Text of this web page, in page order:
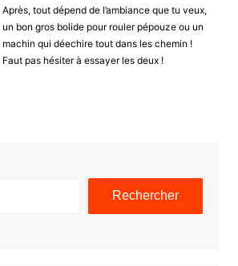
Après, tout dépend de l’ambiance que tu veux,
un bon gros bolide pour rouler pépouze ou un
machin qui déechire tout dans les chemin !
Faut pas hésiter à essayer les deux !
Rechercher